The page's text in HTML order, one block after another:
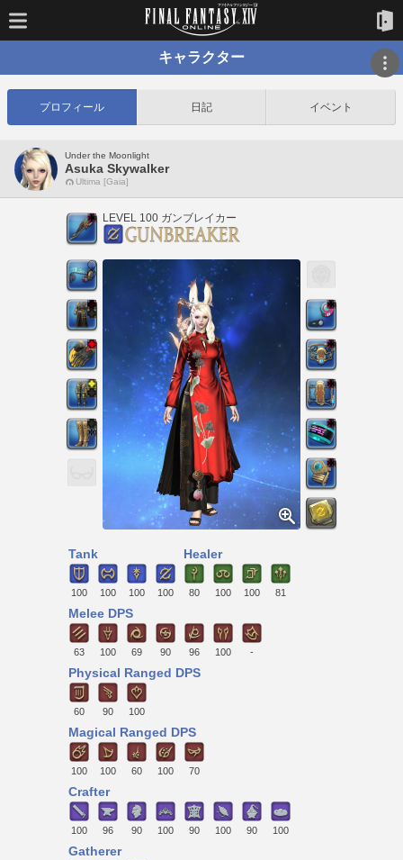
キャラクター
プロフィール 日記 イベント
Under the Moonlight
Asuka Skywalker
Ultima [Gaia]
LEVEL 100 ガンブレイカー
Tank
100 100 100 100
Healer
80 100 100 81
Melee DPS
63 100 69 90 96 100 -
Physical Ranged DPS
60 90 100
Magical Ranged DPS
100 100 60 100 70
Crafter
100 96 90 100 90 100 90 100
Gatherer